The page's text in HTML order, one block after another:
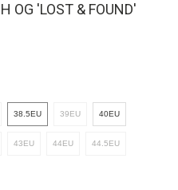
OG 'LOST & FOUND'
38.5EU 39EU 40EU
43EU 44EU 44.5EU